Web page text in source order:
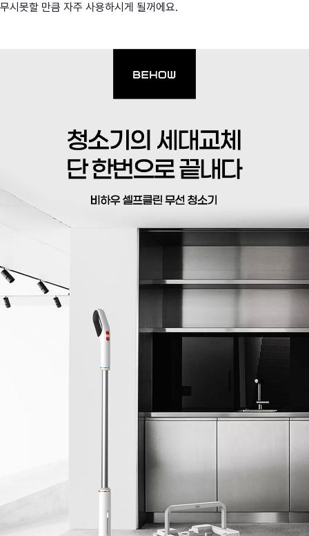
무시못할 만큼 자주 사용하시게 될꺼에요.